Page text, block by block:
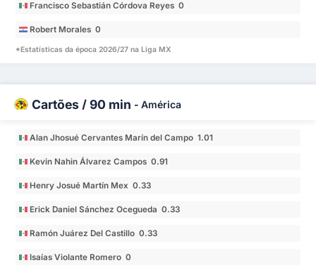
Francisco Sebastián Córdova Reyes 0
Robert Morales 0
*Estatísticas da época 2026/27 na Liga MX
Cartões / 90 min - América
Alan Jhosué Cervantes Marín del Campo 1.01
Kevin Nahin Álvarez Campos 0.91
Henry Josué Martín Mex 0.33
Erick Daniel Sánchez Ocegueda 0.33
Ramón Juárez Del Castillo 0.33
Isaías Violante Romero 0